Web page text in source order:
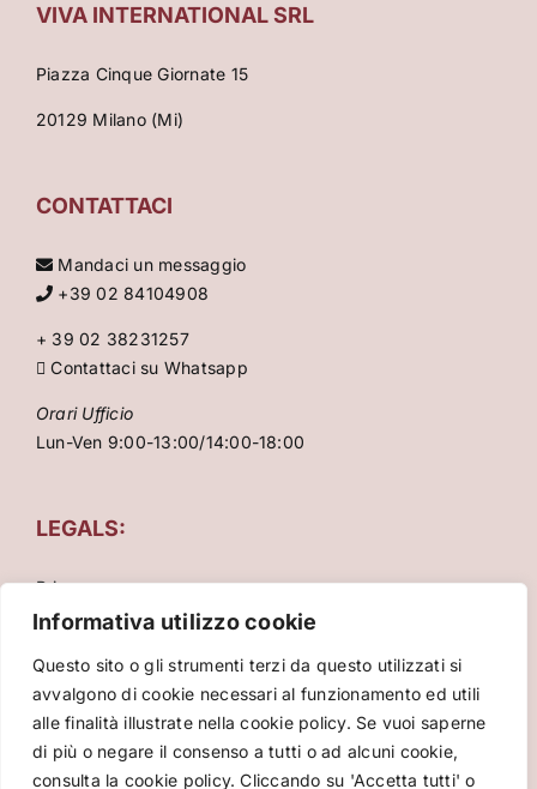
Informativa utilizzo cookie
Questo sito o gli strumenti terzi da questo utilizzati si
avvalgono di cookie necessari al funzionamento ed utili
alle finalità illustrate nella cookie policy. Se vuoi saperne
di più o negare il consenso a tutti o ad alcuni cookie,
consulta la cookie policy. Cliccando su 'Accetta tutti' o
VIVA INTERNATIONAL SRL
Piazza Cinque Giornate 15
20129 Milano (Mi)
CONTATTACI
Mandaci un messaggio
+39 02 84104908
+ 39 02 38231257
Contattaci su Whatsapp
Orari Ufficio
Lun-Ven 9:00-13:00/14:00-18:00
LEGALS:
Privacy
Condizioni Generali